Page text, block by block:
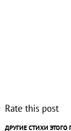
Rate this post
ДРУГИЕ СТИХИ ЭТОГО